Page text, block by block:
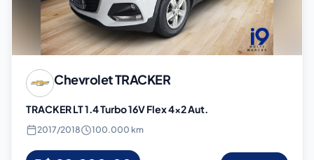
ChevroletTRACKER
TRACKER LT 1.4 Turbo 16V Flex 4x2 Aut.
2017/2018 100.000 km